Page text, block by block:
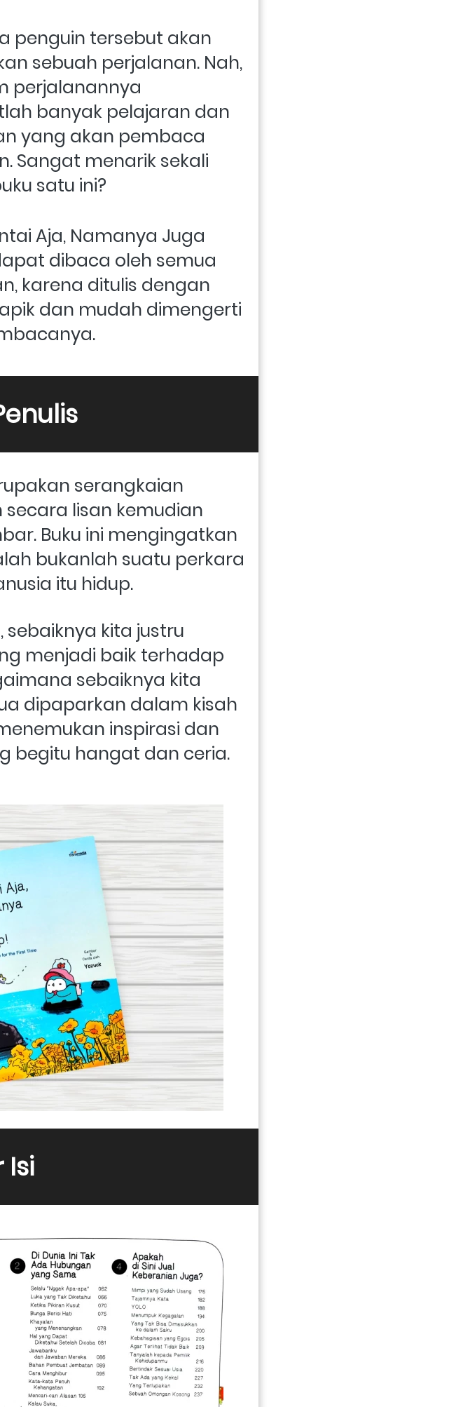
penguin tersebut akan
sebuah perjalanan. Nah,
perjalanannya
banyak pelajaran dan
yang akan pembaca
Sangat menarik sekali
satu ini?
Aja, Namanya Juga
dibaca oleh semua
karena ditulis dengan
dan mudah dimengerti
serangkaian
lisan kemudian
Buku ini mengingatkan
bukanlah suatu perkara
itu hidup.
kita justru
menjadi baik terhadap
sebaiknya kita
dipaparkan dalam kisah
inspirasi dan
begitu hangat dan ceria.
Isi